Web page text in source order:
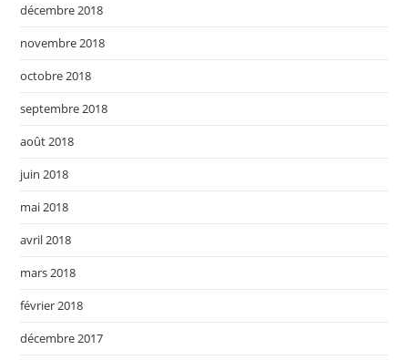
décembre 2018
novembre 2018
octobre 2018
septembre 2018
août 2018
juin 2018
mai 2018
avril 2018
mars 2018
février 2018
décembre 2017